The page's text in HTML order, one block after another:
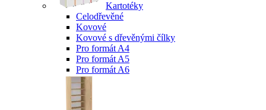
Kartotéky
Celodřevěné
Kovové
Kovové s dřevěnými čílky
Pro formát A4
Pro formát A5
Pro formát A6